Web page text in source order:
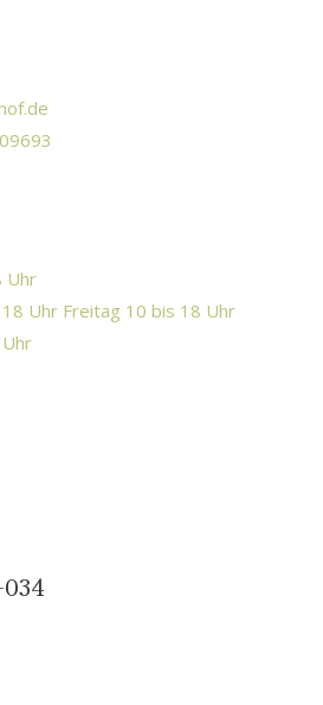
Uhr
Uhr Freitag 10 bis 18 Uhr